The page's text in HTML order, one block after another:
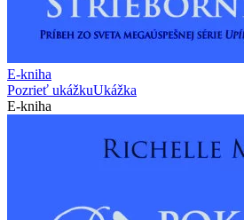
E-kniha
Pozrieť ukážkuUkážka
E-kniha